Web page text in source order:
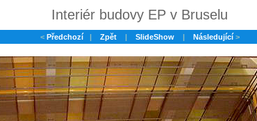
Interiér budovy EP v Bruselu
< Předchozí | Zpět | SlideShow | Následující>